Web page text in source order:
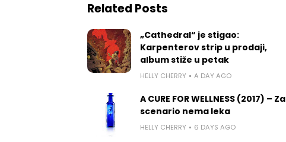
Related Posts
„Cathedral“ je stigao:
Karpenterov strip u prodaji,
album stiže u petak
HELLY CHERRY A DAY AGO
A CURE FOR WELLNESS (2017) – Za
scenario nema leka
HELLY CHERRY 6 DAYS AGO